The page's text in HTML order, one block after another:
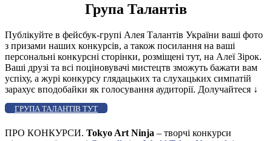
Група Талантів
Публікуйте в фейсбук-групі Алея Талантів України ваші фото
з призами наших конкурсів, а також посилання на ваші
персональні конкурсні сторінки, розміщені тут, на Алеї Зірок.
Ваші друзі та всі поціновувачі мистецтв зможуть бажати вам
успіху, а журі конкурсу глядацьких та слухацьких симпатій
зарахує вподобайки як голосування аудиторії. Долучайтеся ↓
ГРУПА ТАЛАНТІВ ТУТ
ПРО КОНКУРСИ. Tokyo Art Ninja – творчі конкурси